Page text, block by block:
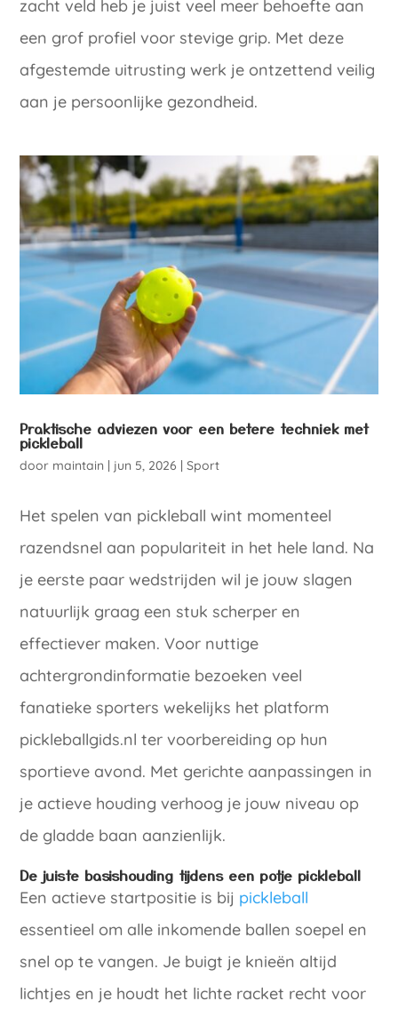
zacht veld heb je juist veel meer behoefte aan
een grof profiel voor stevige grip. Met deze
afgestemde uitrusting werk je ontzettend veilig
aan je persoonlijke gezondheid.
Praktische adviezen voor een betere techniek met
pickleball
door maintain | jun 5, 2026 |Sport
Het spelen van pickleball wint momenteel
razendsnel aan populariteit in het hele land. Na
je eerste paar wedstrijden wil je jouw slagen
natuurlijk graag een stuk scherper en
effectiever maken. Voor nuttige
achtergrondinformatie bezoeken veel
fanatieke sporters wekelijks het platform
pickleballgids.nl ter voorbereiding op hun
sportieve avond. Met gerichte aanpassingen in
je actieve houding verhoog je jouw niveau op
de gladde baan aanzienlijk.
De juiste basishouding tijdens een potje pickleball
Een actieve startpositie is bij pickleball
essentieel om alle inkomende ballen soepel en
snel op te vangen. Je buigt je knieën altijd
lichtjes en je houdt het lichte racket recht voor